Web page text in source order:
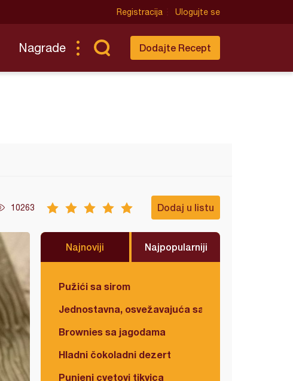
Registracija Ulogujte se
Nagrade Dodajte Recept
10263 Dodaj u listu
Najnoviji Najpopularniji
Pužići sa sirom
Jednostavna, osvežavajuća salata
Brownies sa jagodama
Hladni čokoladni dezert
Punjeni cvetovi tikvica